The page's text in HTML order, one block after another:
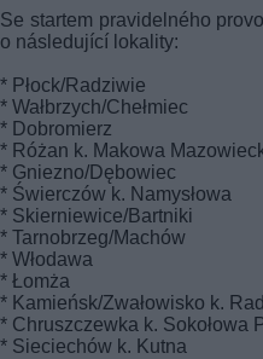
Se startem pravidelného
o následující lokality:
* Płock/Radziwie
* Wałbrzych/Chełmiec
* Dobromierz
* Różan k. Makowa
* Gniezno/Dębowiec
* Świerczów k. Namysłowa
* Skierniewice/Bartniki
* Tarnobrzeg/Machów
* Włodawa
* Łomża
* Kamieńsk/Zwałowisko k.
* Chruszczewka k. Sokołowa
* Sieciechów k. Kutna